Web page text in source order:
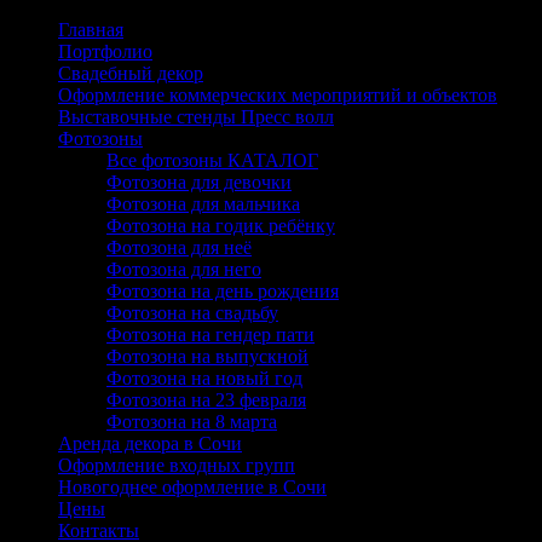
Главная
Портфолио
Свадебный декор
Оформление коммерческих мероприятий и объектов
Выставочные стенды Пресс волл
Фотозоны
Все фотозоны КАТАЛОГ
Фотозона для девочки
Фотозона для мальчика
Фотозона на годик ребёнку
Фотозона для неё
Фотозона для него
Фотозона на день рождения
Фотозона на свадьбу
Фотозона на гендер пати
Фотозона на выпускной
Фотозона на новый год
Фотозона на 23 февраля
Фотозона на 8 марта
Аренда декора в Сочи
Оформление входных групп
Новогоднее оформление в Сочи
Цены
Контакты